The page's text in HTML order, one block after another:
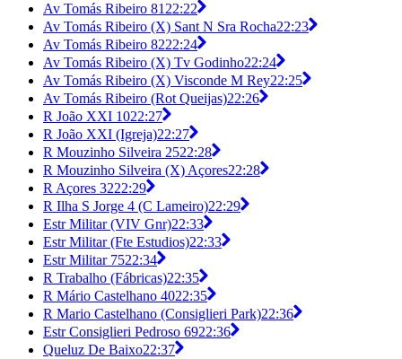
Av Tomás Ribeiro 81 22:22
Av Tomás Ribeiro (X) Sant N Sra Rocha22:23
Av Tomás Ribeiro 8222:24
Av Tomás Ribeiro (X) Tv Godinho22:24
Av Tomás Ribeiro (X) Visconde M Rey22:25
Av Tomás Ribeiro (Rot Queijas)22:26
R João XXI 1022:27
R João XXI (Igreja)22:27
R Mouzinho Silveira 2522:28
R Mouzinho Silveira (X) Açores22:28
R Açores 3222:29
R Ilha S Jorge 4 (C Lameiro)22:29
Estr Militar (VIV Gnr)22:33
Estr Militar (Fte Estudios)22:33
Estr Militar 7522:34
R Trabalho (Fábricas)22:35
R Mário Castelhano 4022:35
R Mario Castelhano (Consiglieri Park)22:36
Estr Consiglieri Pedroso 6922:36
Queluz De Baixo22:37